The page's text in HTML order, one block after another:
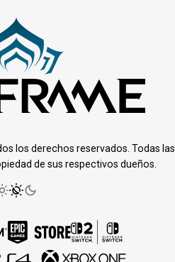
los derechos reservados. Todas las
de sus respectivos dueños.